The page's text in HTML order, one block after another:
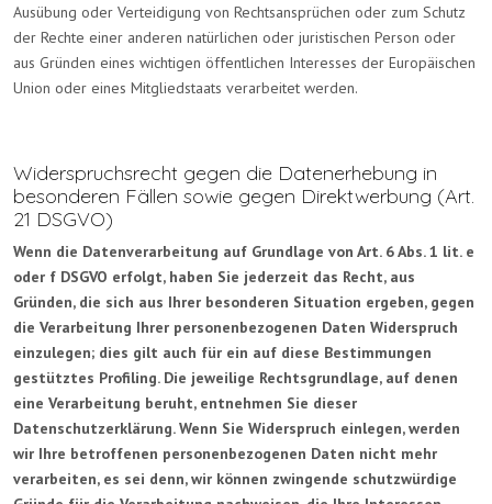
Ausübung oder Verteidigung von Rechtsansprüchen oder zum Schutz
der Rechte einer anderen natürlichen oder juristischen Person oder
aus Gründen eines wichtigen öffentlichen Interesses der Europäischen
Union oder eines Mitgliedstaats verarbeitet werden.
Widerspruchsrecht gegen die Datenerhebung in
besonderen Fällen sowie gegen Direktwerbung (Art.
21 DSGVO)
Wenn die Datenverarbeitung auf Grundlage von Art. 6 Abs. 1 lit. e
oder f DSGVO erfolgt, haben Sie jederzeit das Recht, aus
Gründen, die sich aus Ihrer besonderen Situation ergeben, gegen
die Verarbeitung Ihrer personenbezogenen Daten Widerspruch
einzulegen; dies gilt auch für ein auf diese Bestimmungen
gestütztes Profiling. Die jeweilige Rechtsgrundlage, auf denen
eine Verarbeitung beruht, entnehmen Sie dieser
Datenschutzerklärung. Wenn Sie Widerspruch einlegen, werden
wir Ihre betroffenen personenbezogenen Daten nicht mehr
verarbeiten, es sei denn, wir können zwingende schutzwürdige